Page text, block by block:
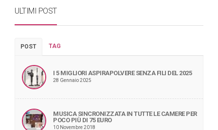
ULTIMI POST
POST TAG
I 5 MIGLIORI ASPIRAPOLVERE SENZA FILI DEL 2025
28 Gennaio 2025
MUSICA SINCRONIZZATA IN TUTTE LE CAMERE PER
POCO PIÙ DI 75 EURO
10 Novembre 2018